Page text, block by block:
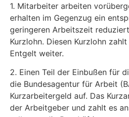
1. Mitarbeiter arbeiten
erhalten im Gegenzug ein
geringeren Arbeitszeit
Kurzlohn. Diesen Kurzlohn
Entgelt weiter.
2. Einen Teil der Einbußen für
die Bundesagentur für Arbeit
Kurzarbeitergeld auf. Das
der Arbeitgeber und zahlt es